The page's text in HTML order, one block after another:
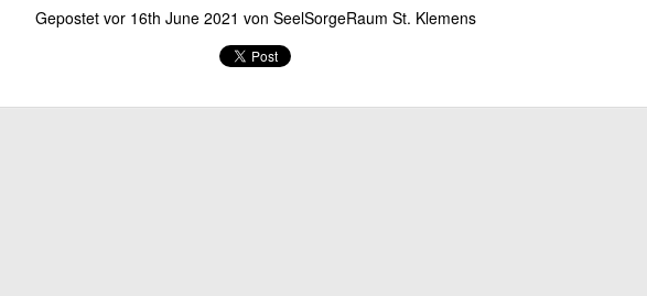
Gepostet vor 16th June 2021 von SeelSorgeRaum St. Klemens